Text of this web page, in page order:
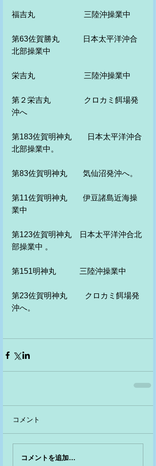
福吉丸　　　　　　 三陸沖操業中
第63佐賀勝丸　　　日本太平洋沖合
北部操業中
栄吉丸　　　　　　 三陸沖操業中
第２栄吉丸　　　　 クロカミ餌場発
沖へ
第183佐賀明神丸　　日本太平洋沖合
北部操業中。
第83佐賀明神丸　　気仙沼発沖へ。
第11佐賀明神丸　　伊豆諸島近海操
業中
第123佐賀明神丸　日本太平洋沖合北
部操業中 。
第151明神丸　　　三陸沖操業中
第23佐賀明神丸　　 クロカミ餌場発
沖へ。
コメント
コメントを追加…